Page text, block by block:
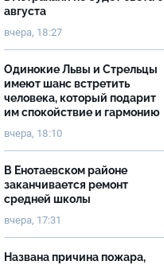
августа
вчера, 18:27
Одинокие Львы и Стрельцы
имеют шанс встретить
человека, который подарит
им спокойствие и гармонию
вчера, 18:10
В Енотаевском районе
заканчивается ремонт
средней школы
вчера, 17:31
Названа причина пожара,